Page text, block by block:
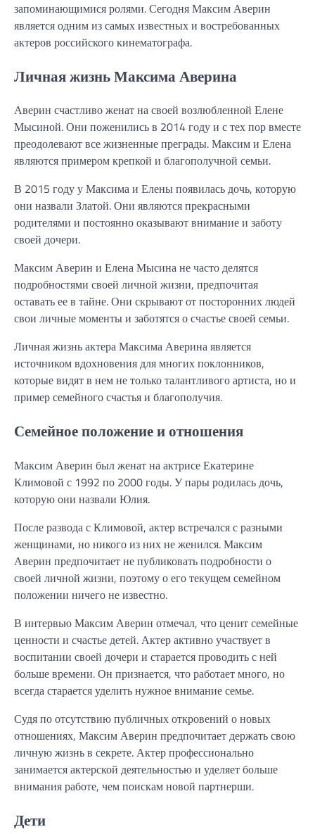
запоминающимися ролями. Сегодня Максим Аверин
является одним из самых известных и востребованных
актеров российского кинематографа.
Личная жизнь Максима Аверина
Аверин счастливо женат на своей возлюбленной Елене
Мысиной. Они поженились в 2014 году и с тех пор вместе
преодолевают все жизненные преграды. Максим и Елена
являются примером крепкой и благополучной семьи.
В 2015 году у Максима и Елены появилась дочь, которую
они назвали Златой. Они являются прекрасными
родителями и постоянно оказывают внимание и заботу
своей дочери.
Максим Аверин и Елена Мысина не часто делятся
подробностями своей личной жизни, предпочитая
оставать ее в тайне. Они скрывают от посторонних людей
свои личные моменты и заботятся о счастье своей семьи.
Личная жизнь актера Максима Аверина является
источником вдохновения для многих поклонников,
которые видят в нем не только талантливого артиста, но и
пример семейного счастья и благополучия.
Семейное положение и отношения
Максим Аверин был женат на актрисе Екатерине
Климовой с 1992 по 2000 годы. У пары родилась дочь,
которую они назвали Юлия.
После развода с Климовой, актер встречался с разными
женщинами, но никого из них не женился. Максим
Аверин предпочитает не публиковать подробности о
своей личной жизни, поэтому о его текущем семейном
положении ничего не известно.
В интервью Максим Аверин отмечал, что ценит семейные
ценности и счастье детей. Актер активно участвует в
воспитании своей дочери и старается проводить с ней
больше времени. Он признается, что работает много, но
всегда старается уделить нужное внимание семье.
Судя по отсутствию публичных откровений о новых
отношениях, Максим Аверин предпочитает держать свою
личную жизнь в секрете. Актер профессионально
занимается актерской деятельностью и уделяет больше
внимания работе, чем поискам новой партнерши.
Дети